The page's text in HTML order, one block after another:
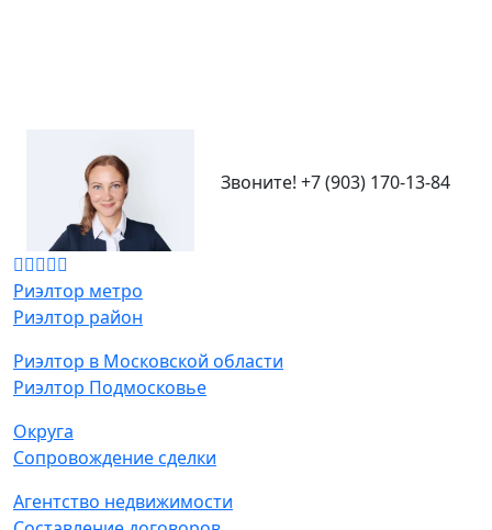
Звоните! +7 (903) 170-13-84
Риэлтор метро
Риэлтор район
Риэлтор в Московской области
Риэлтор Подмосковье
Округа
Сопровождение сделки
Агентство недвижимости